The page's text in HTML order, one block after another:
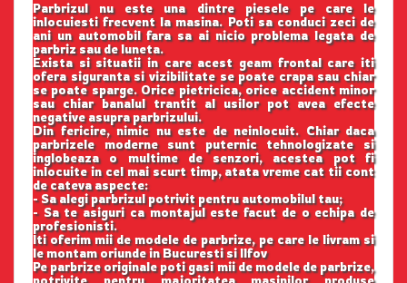
Parbrizul nu este una dintre piesele pe care le
inlocuiesti frecvent la masina. Poti sa conduci zeci de
ani un automobil fara sa ai nicio problema legata de
parbriz sau de luneta.
Exista si situatii in care acest geam frontal care iti
ofera siguranta si vizibilitate se poate crapa sau chiar
se poate sparge. Orice pietricica, orice accident minor
sau chiar banalul trantit al usilor pot avea efecte
negative asupra parbrizului.
Din fericire, nimic nu este de neinlocuit. Chiar daca
parbrizele moderne sunt puternic tehnologizate si
inglobeaza o multime de senzori, acestea pot fi
inlocuite in cel mai scurt timp, atata vreme cat tii cont
de cateva aspecte:
- Sa alegi parbrizul potrivit pentru automobilul tau;
- Sa te asiguri ca montajul este facut de o echipa de
profesionisti.
Iti oferim mii de modele de parbrize, pe care le livram si
le montam oriunde in Bucuresti si Ilfov
Pe parbrize originale poti gasi mii de modele de parbrize,